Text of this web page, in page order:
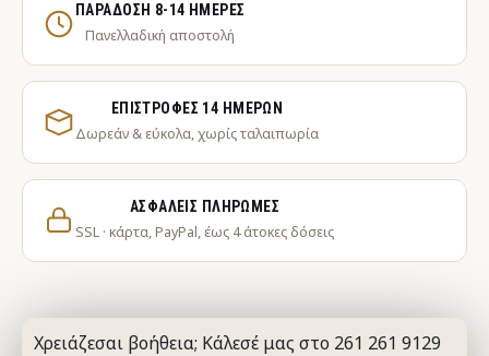
ΠΑΡΆΔΟΣΗ 8-14 ΗΜΈΡΕΣ
Πανελλαδική αποστολή
ΕΠΙΣΤΡΟΦΈΣ 14 ΗΜΕΡΏΝ
Δωρεάν & εύκολα, χωρίς ταλαιπωρία
ΑΣΦΑΛΕΊΣ ΠΛΗΡΩΜΈΣ
SSL · κάρτα, PayPal, έως 4 άτοκες δόσεις
Χρειάζεσαι βοήθεια; Κάλεσέ μας στο 261 261 9129